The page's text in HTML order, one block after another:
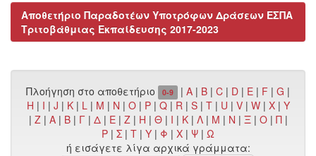
Αποθετήριο Παραδοτέων Υποτρόφων Δράσεων ΕΣΠΑ
Τριτοβάθμιας Εκπαίδευσης 2017-2023
Πλοήγηση στο αποθετήριο 0-9 |A | B |C | D | E | F |G |
H | I | J | K | L | M | N | O | P | Q | R | S | T | U | V | W | X | Y
| Z | Α | Β | Γ | Δ | Ε | Ζ | Η | Θ | Ι | Κ | Λ | Μ | Ν | Ξ | Ο | Π |
Ρ | Σ | Τ | Υ | Φ | Χ | Ψ | Ω
ή εισάγετε λίγα αρχικά γράμματα: